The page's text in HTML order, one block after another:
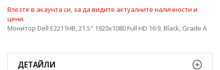
Влезте в акаунта си, за да видите актуалните наличности и
цени.
Монитор Dell E2211HB, 21.5" 1920x1080 Full HD 16:9, Black, Grade A
ДЕТАЙЛИ